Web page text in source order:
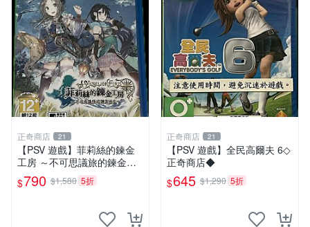
正奇商店 21
【PSV 遊戲】菲莉絲的鍊金
工房 ～不可思議旅的鍊金術
士~◇正奇商店◆
$790 $1,580 5折
正奇商店 21
【PSV 遊戲】全民高爾夫 6◇
正奇商店◆
$645 $1,290 5折